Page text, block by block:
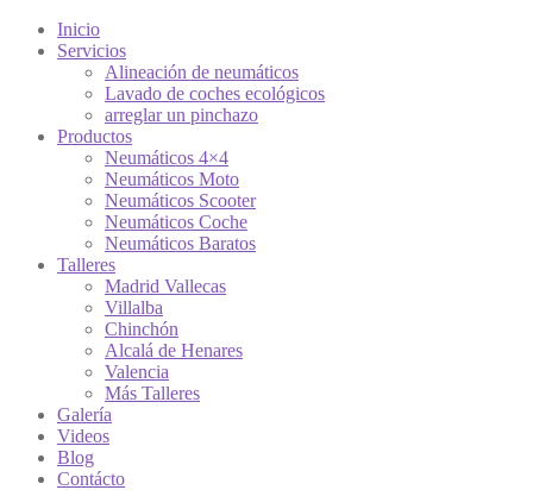
Inicio
Servicios
Alineación de neumáticos
Lavado de coches ecológicos
arreglar un pinchazo
Productos
Neumáticos 4×4
Neumáticos Moto
Neumáticos Scooter
Neumáticos Coche
Neumáticos Baratos
Talleres
Madrid Vallecas
Villalba
Chinchón
Alcalá de Henares
Valencia
Más Talleres
Galería
Videos
Blog
Contácto